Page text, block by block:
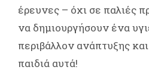
έρευνες – όχι σε παλιές
να δημιουργήσουν ένα
περιβάλλον ανάπτυξης
παιδιά αυτά!